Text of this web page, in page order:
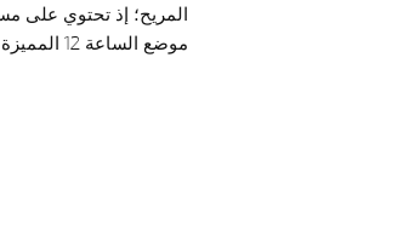
المريح؛ إذ تحتوي على
موضع الساعة 12 المميزة المزينة بشعار M الأيقوني.